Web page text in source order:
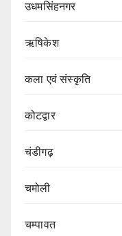
उधमसिंहनगर
ऋषिकेश
कला एवं संस्कृति
कोटद्वार
चंडीगढ़
चमोली
चम्पावत